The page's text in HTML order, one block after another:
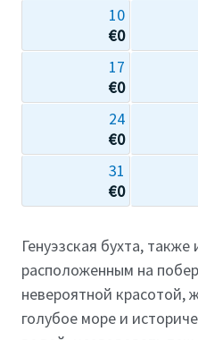
10
€0
17
€0
24
€0
31
€0
Генуэзская бухта,
расположенным на
невероятной
голубое море и